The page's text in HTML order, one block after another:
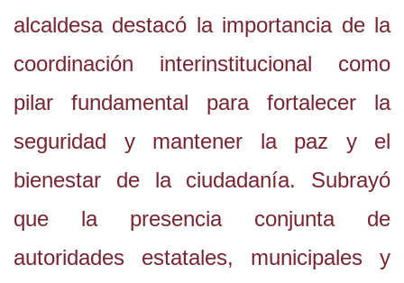
alcaldesa destacó la importancia de la
coordinación interinstitucional como
pilar fundamental para fortalecer la
seguridad y mantener la paz y el
bienestar de la ciudadanía. Subrayó
que la presencia conjunta de
autoridades estatales, municipales y